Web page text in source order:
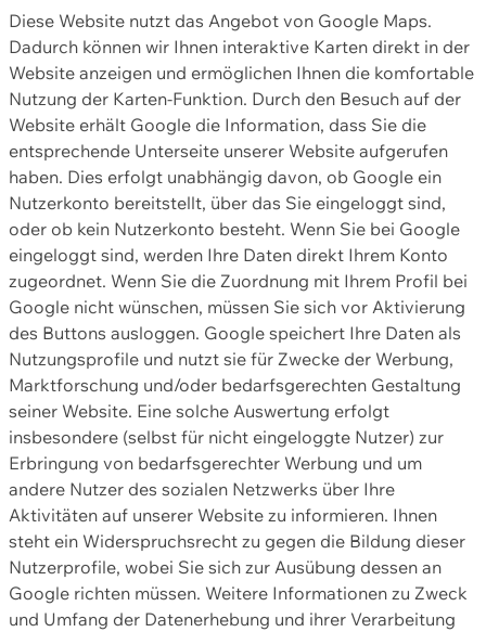
Diese Website nutzt das Angebot von Google Maps.
Dadurch können wir Ihnen interaktive Karten direkt in der
Website anzeigen und ermöglichen Ihnen die komfortable
Nutzung der Karten-Funktion. Durch den Besuch auf der
Website erhält Google die Information, dass Sie die
entsprechende Unterseite unserer Website aufgerufen
haben. Dies erfolgt unabhängig davon, ob Google ein
Nutzerkonto bereitstellt, über das Sie eingeloggt sind,
oder ob kein Nutzerkonto besteht. Wenn Sie bei Google
eingeloggt sind, werden Ihre Daten direkt Ihrem Konto
zugeordnet. Wenn Sie die Zuordnung mit Ihrem Profil bei
Google nicht wünschen, müssen Sie sich vor Aktivierung
des Buttons ausloggen. Google speichert Ihre Daten als
Nutzungsprofile und nutzt sie für Zwecke der Werbung,
Marktforschung und/oder bedarfsgerechten Gestaltung
seiner Website. Eine solche Auswertung erfolgt
insbesondere (selbst für nicht eingeloggte Nutzer) zur
Erbringung von bedarfsgerechter Werbung und um
andere Nutzer des sozialen Netzwerks über Ihre
Aktivitäten auf unserer Website zu informieren. Ihnen
steht ein Widerspruchsrecht zu gegen die Bildung dieser
Nutzerprofile, wobei Sie sich zur Ausübung dessen an
Google richten müssen. Weitere Informationen zu Zweck
und Umfang der Datenerhebung und ihrer Verarbeitung